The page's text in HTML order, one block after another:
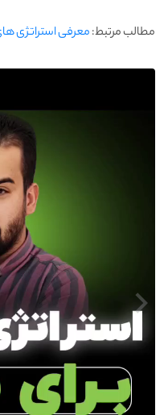
مطالب مرتبط:معرفی استراتژی